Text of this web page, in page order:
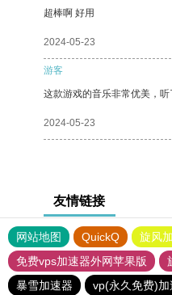
超棒啊 好用
2024-05-23
游客
这款游戏的音乐非常优美，听
2024-05-23
友情链接
网站地图 QuickQ 旋风
免费vps加速器外网苹果版
暴雪加速器
vp(永久免费)加